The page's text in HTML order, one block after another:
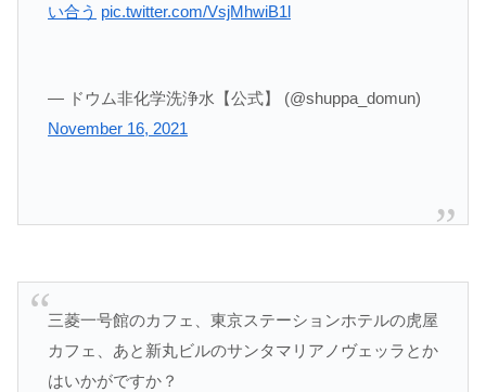
い合う pic.twitter.com/VsjMhwiB1l
— ドウム非化学洗浄水【公式】 (@shuppa_domun)
November 16, 2021
三菱一号館のカフェ、東京ステーションホテルの虎屋
カフェ、あと新丸ビルのサンタマリアノヴェッラとか
はいかがですか？